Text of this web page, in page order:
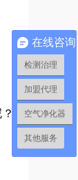
在线咨询
检测治理
加盟代理
空气净化器
其他服务